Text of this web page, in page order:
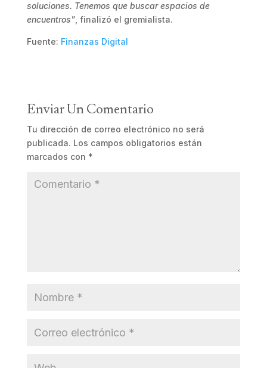
soluciones. Tenemos que buscar espacios de
encuentros", finalizó el gremialista.
Fuente: Finanzas Digital
Enviar Un Comentario
Tu dirección de correo electrónico no será
publicada. Los campos obligatorios están
marcados con *